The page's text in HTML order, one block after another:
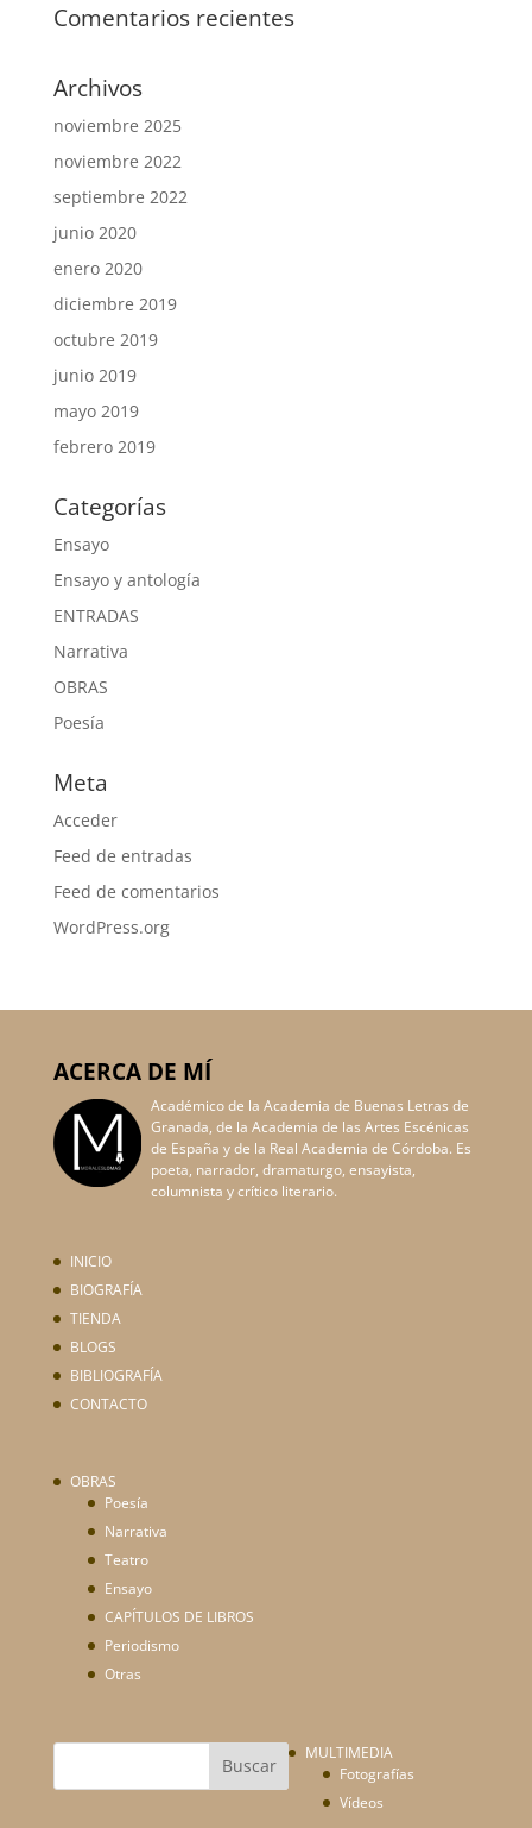
Comentarios recientes
Archivos
noviembre 2025
noviembre 2022
septiembre 2022
junio 2020
enero 2020
diciembre 2019
octubre 2019
junio 2019
mayo 2019
febrero 2019
Categorías
Ensayo
Ensayo y antología
ENTRADAS
Narrativa
OBRAS
Poesía
Meta
Acceder
Feed de entradas
Feed de comentarios
WordPress.org
ACERCA DE MÍ
Académico de la Academia de Buenas Letras de
Granada, de la Academia de las Artes Escénicas
de España y de la Real Academia de Córdoba. Es
poeta, narrador, dramaturgo, ensayista,
columnista y crítico literario.
INICIO
BIOGRAFÍA
TIENDA
BLOGS
BIBLIOGRAFÍA
CONTACTO
OBRAS
Poesía
Narrativa
Teatro
Ensayo
CAPÍTULOS DE LIBROS
Periodismo
Otras
MULTIMEDIA
Fotografías
Vídeos